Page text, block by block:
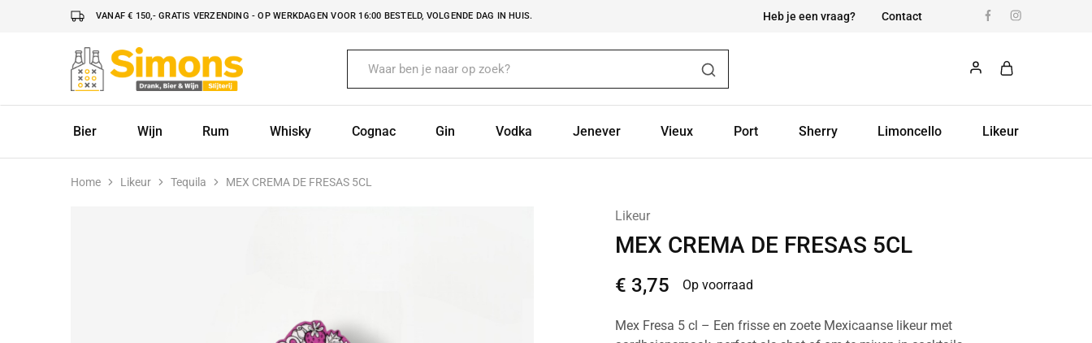
VANAF € 150,- GRATIS VERZENDING - OP WERKDAGEN VOOR 16:00 BESTELD, VOLGENDE DAG IN HUIS. Heb je een vraag? Contact
Simonsdrank.nl
Drank,
Bier
Bier
Wijn Rum Whisky Cognac Gin Vodka Jenever Vieux Port Sherry Limoncello Likeur
Home Likeur Tequila MEX CREMA DE FRESAS 5CL
Likeur
MEX CREMA DE FRESAS 5CL
€ 3,75 Op voorraad
Mex Fresa 5 cl – Een frisse en zoete Mexicaanse likeur met